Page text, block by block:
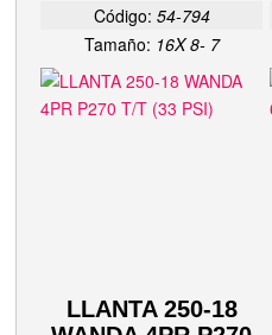
Código: 54-794
Tamaño: 16X 8- 7
LLANTA 250-18